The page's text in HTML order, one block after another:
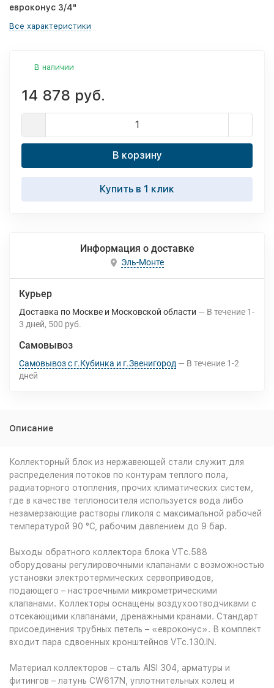
евроконус 3/4"
Все характеристики
В наличии
14 878 руб.
В корзину
Купить в 1 клик
Информация о доставке
Эль-Монте
Курьер
Доставка по Москве и Московской области В течение 1-
3 дней 500 руб.
Самовывоз
Самовывоз с г.Кубинка и г.Звенигород В течение 1-2
дней
Описание
Коллекторный блок из нержавеющей стали служит для
распределения потоков по контурам теплого пола,
радиаторного отопления, прочих климатических систем,
где в качестве теплоносителя используется вода либо
незамерзающие растворы гликоля с максимальной рабочей
температурой 90 °С, рабочим давлением до 9 бар.
Выходы обратного коллектора блока VTс.588
оборудованы регулировочными клапанами с возможностью
установки электротермических сервоприводов,
подающего – настроечными микрометрическими
клапанами. Коллекторы оснащены воздухоотводчиками с
отсекающими клапанами, дренажными кранами. Стандарт
присоединения трубных петель – «евроконус». В комплект
входит пара сдвоенных кронштейнов VTc.130.IN.
Материал коллекторов – сталь AISI 304, арматуры и
фитингов – латунь CW617N, уплотнительных колец и